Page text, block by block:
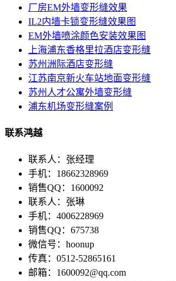
厂房EM外墙变形缝效果
IL2内墙卡锁变形缝效果图
EM外墙喷涂颜色安装效果图
上海浦东香格里拉酒店变形缝
苏州洲际酒店变形缝
江苏南京新火车站地面变形缝
苏州人才公寓外墙变形缝
浦东机场变形缝案例
联系鸿越
联系人：张经理
手机：18662328969
销售QQ：1600092
联系人：张琳
手机：4006228969
销售QQ：675738
微信号：hoonup
传真：0512-52865161
邮箱：1600092@qq.com